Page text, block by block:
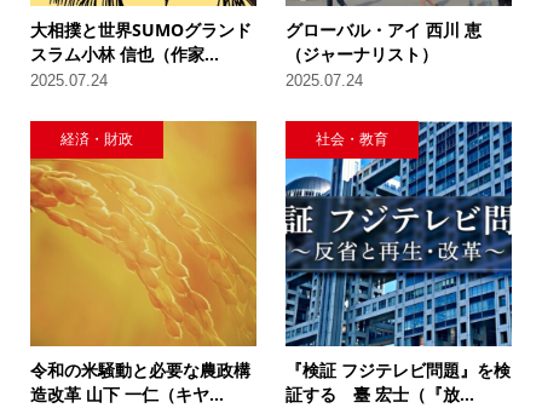
大相撲と世界SUMOグランド
スラム小林 信也（作家...
2025.07.24
グローバル・アイ 西川 恵
（ジャーナリスト）
2025.07.24
経済・財政
令和の米騒動と必要な農政構
造改革 山下 一仁（キヤ...
社会・教育
『検証 フジテレビ問題』を検
証する 臺 宏士（『放...